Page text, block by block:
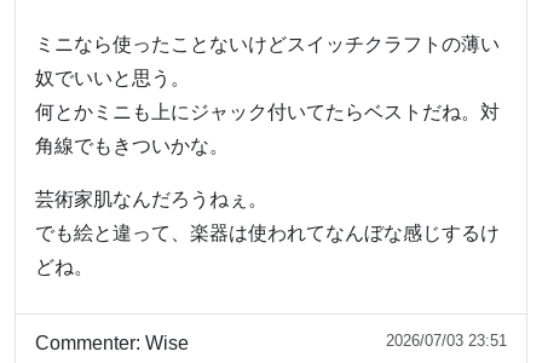
ミニなら使ったことないけどスイッチクラフトの薄い
奴でいいと思う。
何とかミニも上にジャック付いてたらベストだね。対
角線でもきついかな。
芸術家肌なんだろうねぇ。
でも絵と違って、楽器は使われてなんぼな感じするけ
どね。
Commenter: Wise 2026/07/03 23:51